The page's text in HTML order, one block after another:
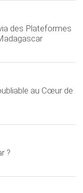
des Plateformes
au Cœur de
?